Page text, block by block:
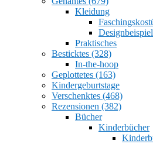
Kleidung
Praktisches
Besticktes (328)
In-the-hoop
Geplottetes (163)
Kindergeburtstage
Verschenktes (468)
Rezensionen (382)
Bücher
Kinderbücher